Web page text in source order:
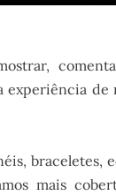
experiência
braceletes,
mais